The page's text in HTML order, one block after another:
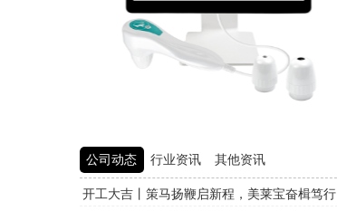
公司动态 行业资讯 其他资讯
开工大吉丨策马扬鞭启新程，美莱宝奋楫笃行